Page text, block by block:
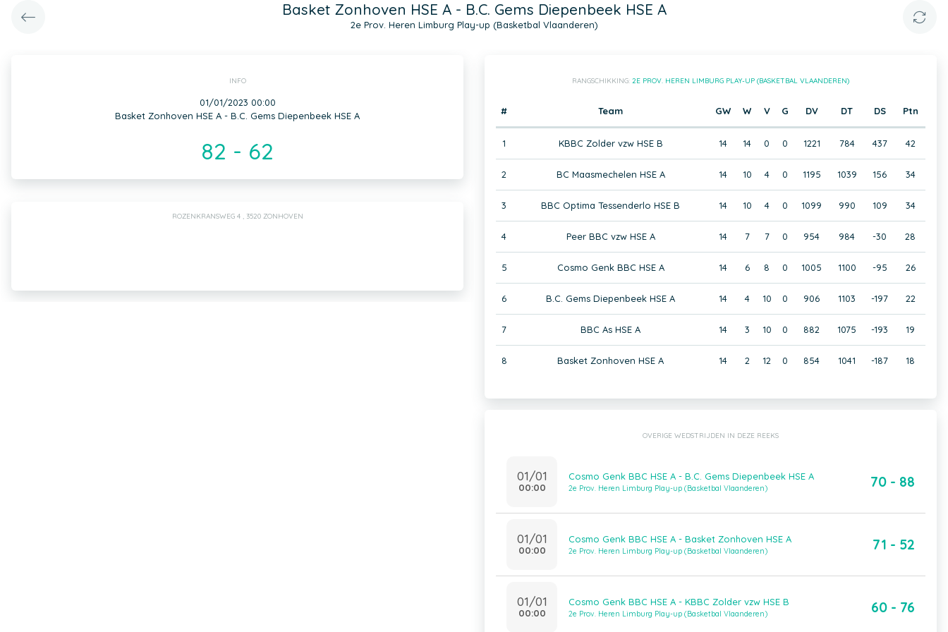
Basket Zonhoven HSE A - B.C. Gems Diepenbeek HSE A
2e Prov. Heren Limburg Play-up (Basketbal Vlaanderen)
INFO
01/01/2023 00:00
Basket Zonhoven HSE A - B.C. Gems Diepenbeek HSE A
82 - 62
ROZENKRANSWEG 4 , 3520 ZONHOVEN
RANGSCHIKKING: 2E PROV. HEREN LIMBURG PLAY-UP (BASKETBAL VLAANDEREN)
# Team GW W V G DV DT DS Ptn
1 KBBC Zolder vzw HSE B 14 14 0 0 1221 784 437 42
2 BC Maasmechelen HSE A 14 10 4 0 1195 1039 156 34
3 BBC Optima Tessenderlo HSE B 14 10 4 0 1099 990 109 34
4 Peer BBC vzw HSE A 14 7 7 0 954 984 -30 28
5 Cosmo Genk BBC HSE A 14 6 8 0 1005 1100 -95 26
6 B.C. Gems Diepenbeek HSE A 14 4 10 0 906 1103 -197 22
7 BBC As HSE A 14 3 10 0 882 1075 -193 19
8 Basket Zonhoven HSE A 14 2 12 0 854 1041 -187 18
OVERIGE WEDSTRIJDEN IN DEZE REEKS
01/01
00:00
Cosmo Genk BBC HSE A - B.C. Gems Diepenbeek HSE A
2e Prov. Heren Limburg Play-up (Basketbal Vlaanderen) 70 - 88
01/01
00:00
Cosmo Genk BBC HSE A - Basket Zonhoven HSE A
2e Prov. Heren Limburg Play-up (Basketbal Vlaanderen) 71 - 52
01/01
00:00
Cosmo Genk BBC HSE A - KBBC Zolder vzw HSE B
2e Prov. Heren Limburg Play-up (Basketbal Vlaanderen) 60 - 76